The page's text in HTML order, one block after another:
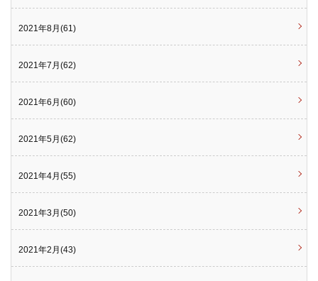
2021年8月(61)
2021年7月(62)
2021年6月(60)
2021年5月(62)
2021年4月(55)
2021年3月(50)
2021年2月(43)